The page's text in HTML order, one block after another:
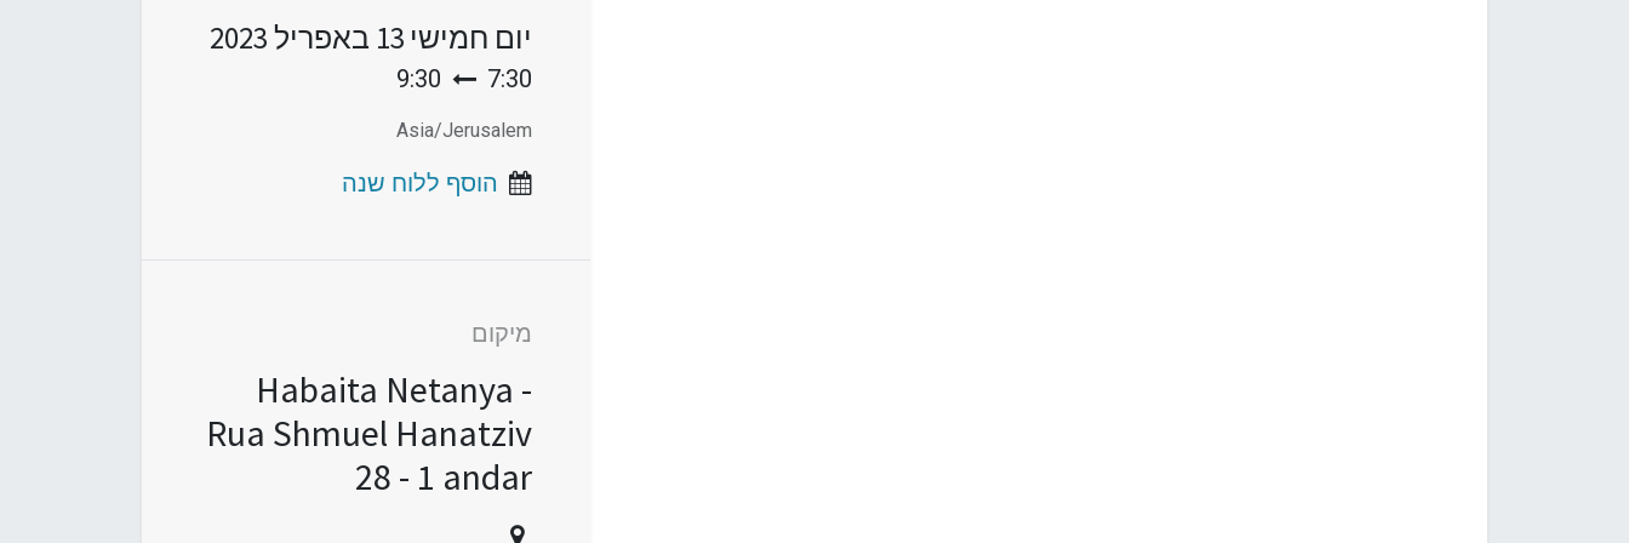
יום חמישי 13 באפריל 2023
7:30
9:30
Asia/Jerusalem
הוסף ללוח שנה
מיקום
Habaita Netanya -
Rua Shmuel Hanatziv
28 - 1 andar